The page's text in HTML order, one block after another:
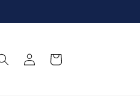
EinloggenWarenkorb